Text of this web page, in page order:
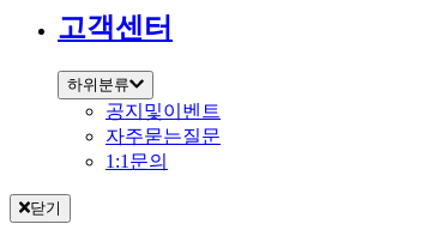
고객센터
하위분류
공지및이벤트
자주묻는질문
1:1문의
닫기